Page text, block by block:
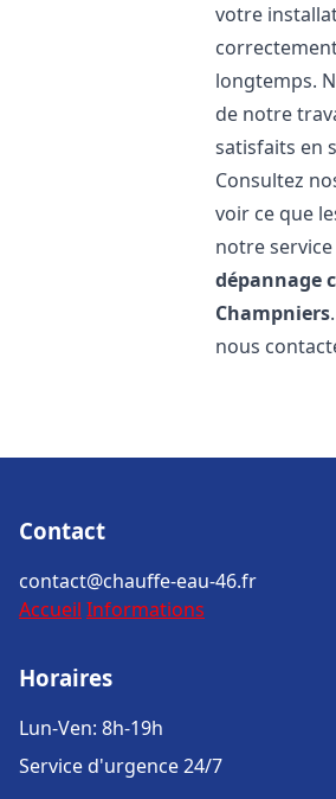
votre
longtemps.
de notre
satisfaits en
Consultez
voir ce que
notre
dépannage
Champniers
nous
Contact
contact@chauffe-eau-46.fr
Accueil Informations
Horaires
Lun-Ven: 8h-19h
Service d'urgence 24/7